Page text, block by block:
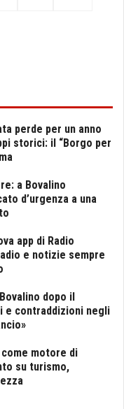
perde per un anno
storici: il “Borgo per
a Bovalino
d’urgenza a una
app di Radio
e notizie sempre
dopo il
e contraddizioni negli
motore di
su turismo,